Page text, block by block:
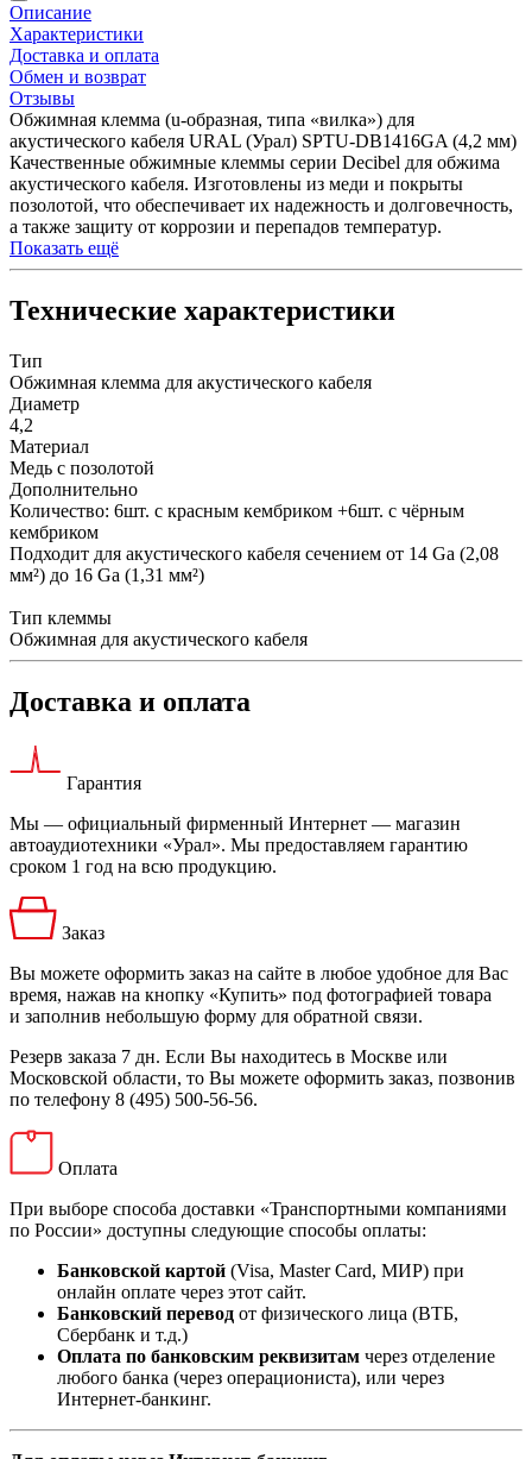
Описание
Характеристики
Доставка и оплата
Обмен и возврат
Отзывы
Обжимная клемма (u-образная, типа «вилка») для
акустического кабеля URAL (Урал) SPTU-DB1416GA (4,2 мм)
Качественные обжимные клеммы серии Decibel для обжима
акустического кабеля. Изготовлены из меди и покрыты
позолотой, что обеспечивает их надежность и долговечность,
а также защиту от коррозии и перепадов температур.
Показать ещё
Технические характеристики
Тип
Обжимная клемма для акустического кабеля
Диаметр
4,2
Материал
Медь с позолотой
Дополнительно
Количество: 6шт. с красным кембриком +6шт. с чёрным
кембриком
Подходит для акустического кабеля сечением от 14 Ga (2,08
мм²) до 16 Ga (1,31 мм²)
Тип клеммы
Обжимная для акустического кабеля
Доставка и оплата
Гарантия
Мы — официальный фирменный Интернет — магазин
автоаудиотехники «Урал». Мы предоставляем гарантию
сроком 1 год на всю продукцию.
Заказ
Вы можете оформить заказ на сайте в любое удобное для Вас
время, нажав на кнопку «Купить» под фотографией товара
и заполнив небольшую форму для обратной связи.
Резерв заказа 7 дн. Если Вы находитесь в Москве или
Московской области, то Вы можете оформить заказ, позвонив
по телефону 8 (495) 500-56-56.
Оплата
При выборе способа доставки «Транспортными компаниями
по России» доступны следующие способы оплаты:
Банковской картой (Visa, Master Card, МИР) при
онлайн оплате через этот сайт.
Банковский перевод от физического лица (ВТБ,
Сбербанк и т.д.)
Оплата по банковским реквизитам через отделение
любого банка (через операциониста), или через
Интернет-банкинг.